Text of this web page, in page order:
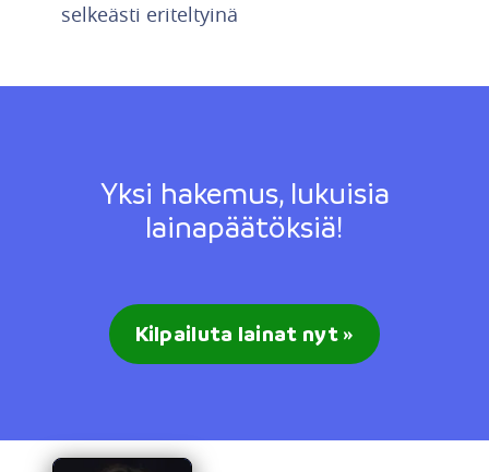
selkeästi eriteltyinä
Yksi hakemus, lukuisia
lainapäätöksiä!
Kilpailuta lainat nyt »